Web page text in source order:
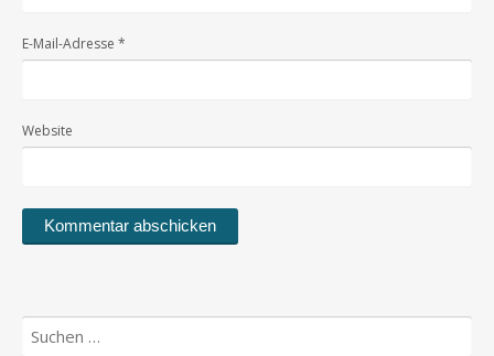
E-Mail-Adresse *
Website
Suchen
nach: